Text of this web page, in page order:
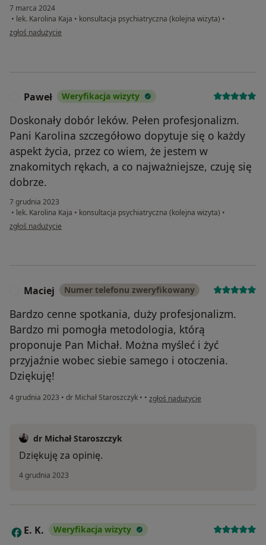
7 marca 2024
• lek. Karolina Kaja • konsultacja psychiatryczna (kolejna wizyta) •
w opinii użytkownika P.A.
zgłoś nadużycie
Paweł Weryfikacja wizyty
Doskonały dobór leków. Pełen profesjonalizm.
Pani Karolina szczegółowo dopytuje się o każdy
aspekt życia, przez co wiem, że jestem w
znakomitych rękach, a co najważniejsze, czuję się
dobrze.
7 grudnia 2023
• lek. Karolina Kaja • konsultacja psychiatryczna (kolejna wizyta) •
w opinii użytkownika Paweł
zgłoś nadużycie
Maciej Numer telefonu zweryfikowany
Bardzo cenne spotkania, duży profesjonalizm.
Bardzo mi pomogła metodologia, którą
proponuje Pan Michał. Można myśleć i żyć
przyjaźnie wobec siebie samego i otoczenia.
Dziękuję!
4 grudnia 2023 • dr Michał Staroszczyk • • w opinii użytkownika Maciej
zgłoś nadużycie
dr Michał Staroszczyk
Dziękuję za opinię.
4 grudnia 2023
E E. K. Weryfikacja wizyty